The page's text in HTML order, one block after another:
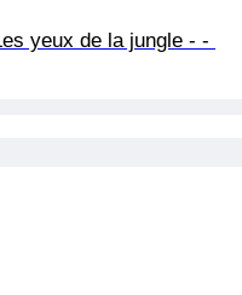
yeux de la jungle - -